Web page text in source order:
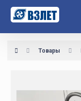
Товары